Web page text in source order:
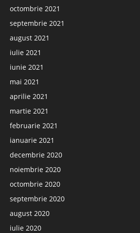
octombrie 2021
septembrie 2021
august 2021
iulie 2021
iunie 2021
mai 2021
aprilie 2021
martie 2021
februarie 2021
ianuarie 2021
decembrie 2020
noiembrie 2020
octombrie 2020
septembrie 2020
august 2020
iulie 2020